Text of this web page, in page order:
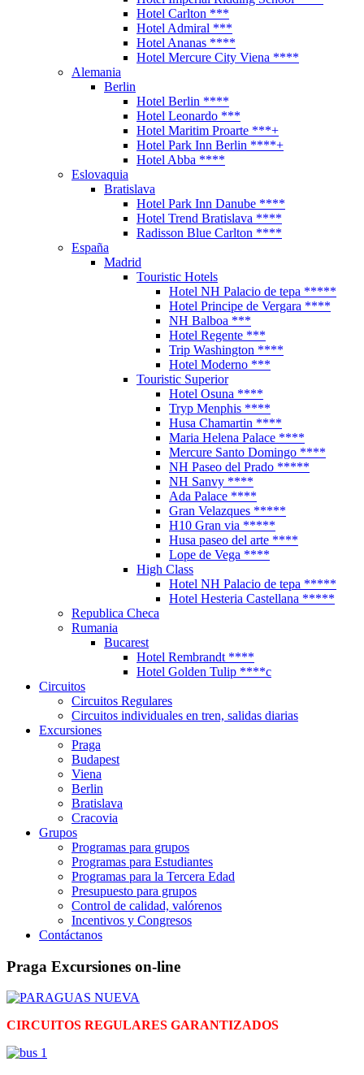
Hotel Carlton ***
Hotel Admiral ***
Hotel Ananas ****
Hotel Mercure City Viena ****
Alemania
Berlin
Hotel Berlin ****
Hotel Leonardo ***
Hotel Maritim Proarte ***+
Hotel Park Inn Berlin ****+
Hotel Abba ****
Eslovaquia
Bratislava
Hotel Park Inn Danube ****
Hotel Trend Bratislava ****
Radisson Blue Carlton ****
España
Madrid
Touristic Hotels
Hotel NH Palacio de tepa *****
Hotel Principe de Vergara ****
NH Balboa ***
Hotel Regente ***
Trip Washington ****
Hotel Moderno ***
Touristic Superior
Hotel Osuna ****
Tryp Menphis ****
Husa Chamartin ****
Maria Helena Palace ****
Mercure Santo Domingo ****
NH Paseo del Prado *****
NH Sanvy ****
Ada Palace ****
Gran Velazques *****
H10 Gran via *****
Husa paseo del arte ****
Lope de Vega ****
High Class
Hotel NH Palacio de tepa *****
Hotel Hesteria Castellana *****
Republica Checa
Rumania
Bucarest
Hotel Rembrandt ****
Hotel Golden Tulip ****c
Circuitos
Circuitos Regulares
Circuitos individuales en tren, salidas diarias
Excursiones
Praga
Budapest
Viena
Berlin
Bratislava
Cracovia
Grupos
Programas para grupos
Programas para Estudiantes
Programas para la Tercera Edad
Presupuesto para grupos
Control de calidad, valórenos
Incentivos y Congresos
Contáctanos
Praga Excursiones on-line
CIRCUITOS REGULARES GARANTIZADOS